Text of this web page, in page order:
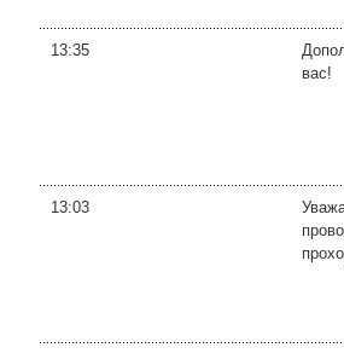
13:35
вас!
13:03